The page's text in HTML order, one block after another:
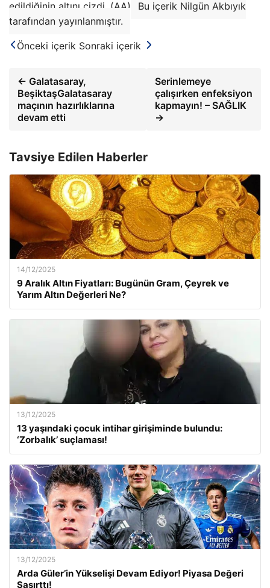
edildiğinin altını çizdi. (AA)
Bu içerik Nilgün Akbıyık
tarafından yayınlanmıştır.
Önceki içerik Sonraki içerik
← Galatasaray,
BeşiktaşGalatasaray
maçının hazırlıklarına
devam etti
Serinlemeye
çalışırken enfeksiyon
kapmayın! – SAĞLIK
→
Tavsiye Edilen Haberler
14/12/2025
9 Aralık Altın Fiyatları: Bugünün Gram, Çeyrek ve
Yarım Altın Değerleri Ne?
13/12/2025
13 yaşındaki çocuk intihar girişiminde bulundu:
‘Zorbalık’ suçlaması!
13/12/2025
Arda Güler’in Yükselişi Devam Ediyor! Piyasa Değeri
Şaşırttı!